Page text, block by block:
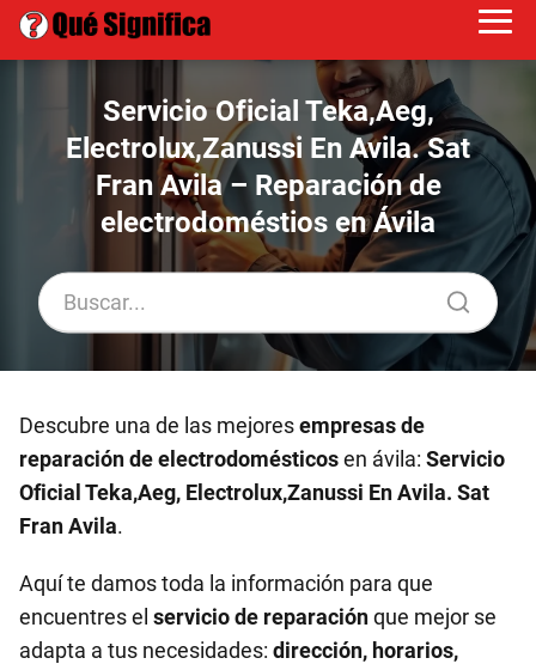
Servicio Oficial Teka,Aeg,
Electrolux,Zanussi En Avila. Sat
Fran Avila – Reparación de
electrodoméstios en Ávila‎
Descubre una de las mejoresempresas de
reparación de electrodomésticosen ávila: Servicio
Oficial Teka,Aeg, Electrolux,Zanussi En Avila. Sat
Fran Avila.
Aquí te damos toda la información para que
encuentres el servicio de reparaciónque mejor se
adapta a tus necesidades: dirección, horarios,